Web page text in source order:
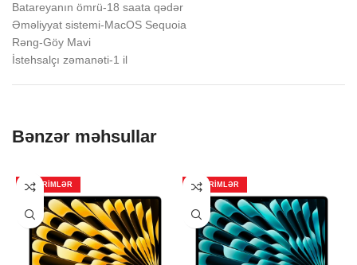
Batareyanın ömrü-18 saata qədər
Əməliyyat sistemi-MacOS Sequoia
Rəng-Göy Mavi
İstehsalçı zəmanəti-1 il
Bənzər məhsullar
ENDIRIMLƏR ENDIRIMLƏR